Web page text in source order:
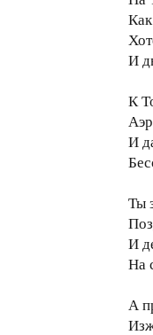
Как
И
К
И
Ты
И
На
А